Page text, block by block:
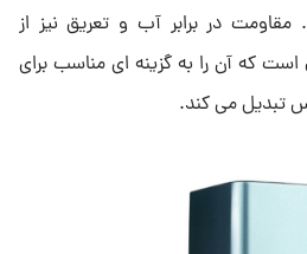
در برابر آب و تعریق نیز از
که آن را به گزینه ای مناسب برای
تبدیل می کند.